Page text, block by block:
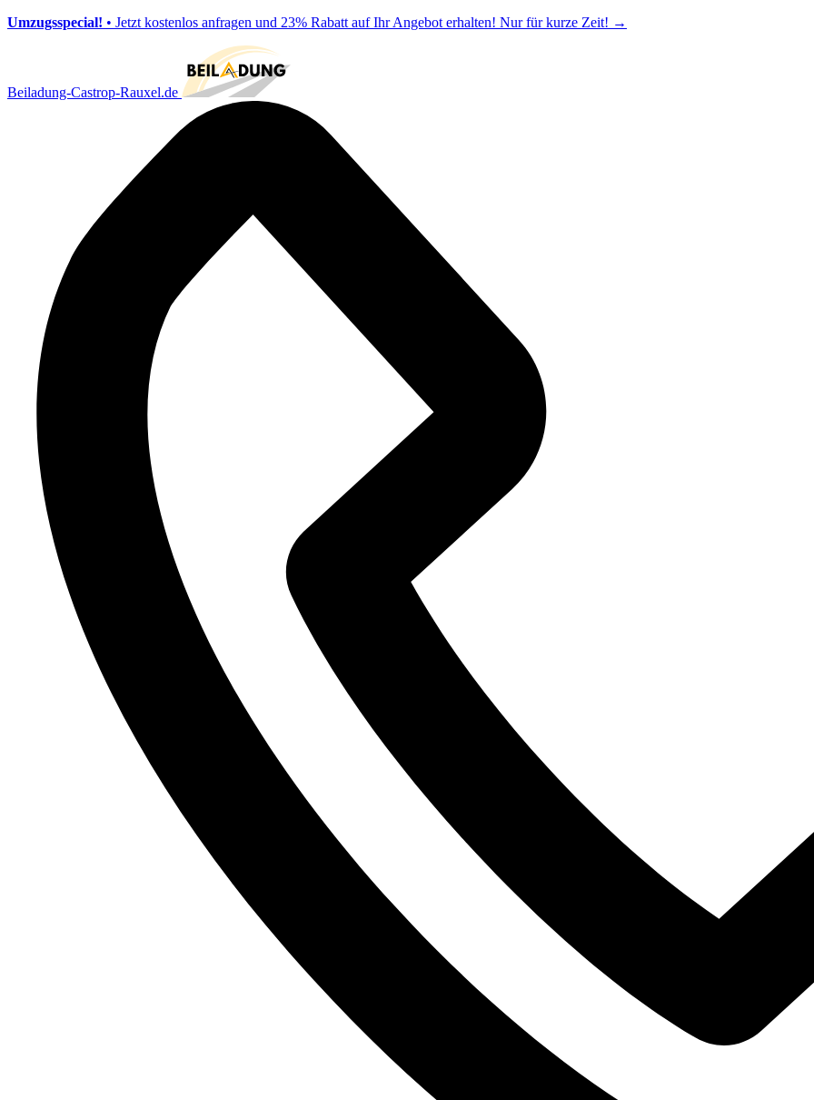
Umzugsspecial! • Jetzt kostenlos anfragen und 23% Rabatt auf Ihr Angebot erhalten! Nur für kurze Zeit! →
Beiladung-Castrop-Rauxel.de